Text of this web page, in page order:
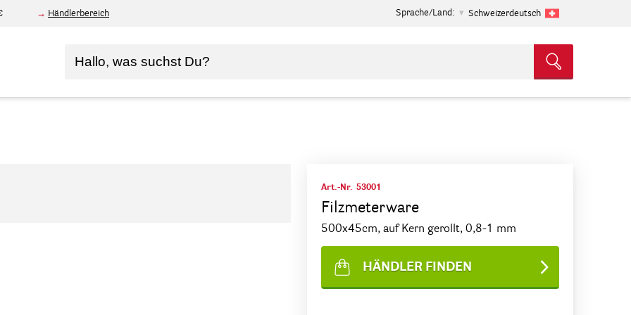
Händlerbereich Sprache/Land: Schweizerdeutsch
Art.-Nr. 53001
Filzmeterware
500x45cm, auf Kern gerollt, 0,8-1 mm
HÄNDLER FINDEN